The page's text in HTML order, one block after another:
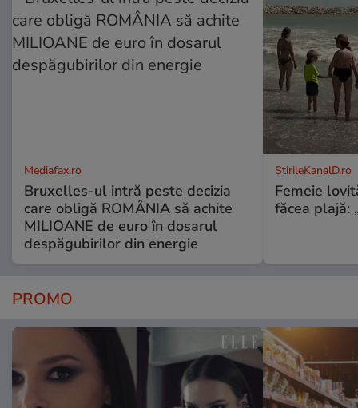
Mediafax.ro
Bruxelles-ul intră peste decizia
care obligă ROMÂNIA să achite
MILIOANE de euro în dosarul
despăgubirilor din energie
StirileKanalD.ro
Femeie
făcea plajă:
PROMO